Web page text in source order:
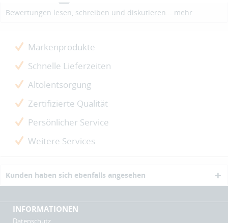
Bewertungen lesen, schreiben und diskutieren... mehr
Markenprodukte
Schnelle Lieferzeiten
Altölentsorgung
Zertifizierte Qualität
Persönlicher Service
Weitere Services
Kunden haben sich ebenfalls angesehen
INFORMATIONEN
Datenschutz